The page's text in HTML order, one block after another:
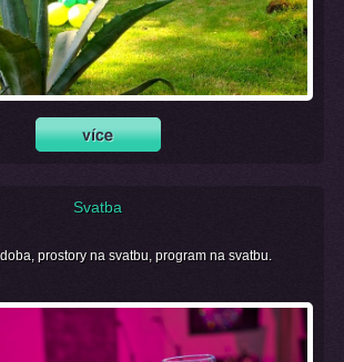
Svatba
prostory na svatbu, program na svatbu.